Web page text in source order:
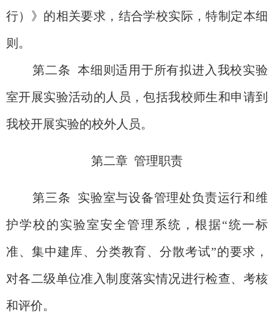
行）》的相关要求，结合学校实际，特制定本细
则。
第二条 本细则适用于所有拟进入我校实验
室开展实验活动的人员，包括我校师生和申请到
我校开展实验的校外人员。
第二章 管理职责
第三条
实验室与设备管理处负责运行和维
护学校的实验室安全管理系统，根据“统一标
准、集中建库、分类教育、分散考试”的要求，
对各二级单位准入制度落实情况进行检查、考核
和评价。